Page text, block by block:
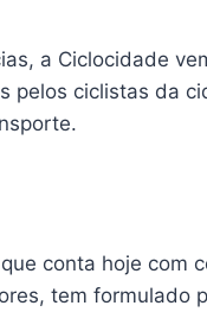
a Ciclocidade
pelos ciclistas da
conta hoje com
tem formulado